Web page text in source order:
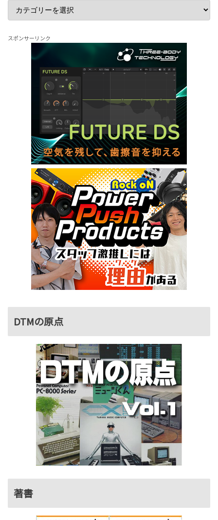
スポンサーリンク
DTMの原点
著書